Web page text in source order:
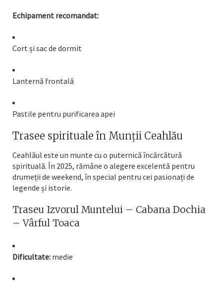
Echipament recomandat:
Cort și sac de dormit
Lanternă frontală
Pastile pentru purificarea apei
Trasee spirituale în Munții Ceahlău
Ceahlăul este un munte cu o puternică încărcătură
spirituală. În 2025, rămâne o alegere excelentă pentru
drumeții de weekend, în special pentru cei pasionați de
legende și istorie.
Traseu Izvorul Muntelui – Cabana Dochia
– Vârful Toaca
Dificultate: medie